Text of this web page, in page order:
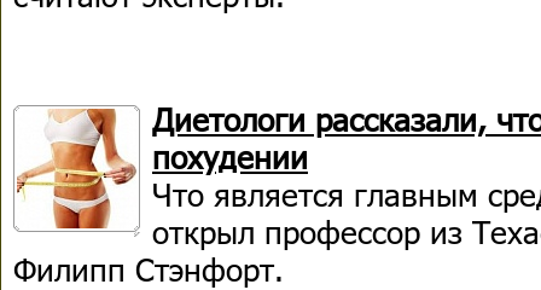
Диетологи рассказали,
похудении
Что является главным
открыл профессор из
Филипп Стэнфорт.